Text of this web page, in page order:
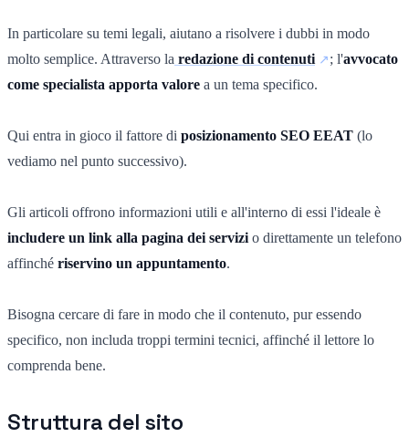
In particolare su temi legali, aiutano a risolvere i dubbi in modo
molto semplice. Attraverso la redazione di contenuti ; l'avvocato
come specialista apporta valore a un tema specifico.
Qui entra in gioco il fattore di posizionamento SEO EEAT (lo
vediamo nel punto successivo).
Gli articoli offrono informazioni utili e all'interno di essi l'ideale è
includere un link alla pagina dei servizi o direttamente un telefono
affinché riservino un appuntamento.
Bisogna cercare di fare in modo che il contenuto, pur essendo
specifico, non includa troppi termini tecnici, affinché il lettore lo
comprenda bene.
Struttura del sito